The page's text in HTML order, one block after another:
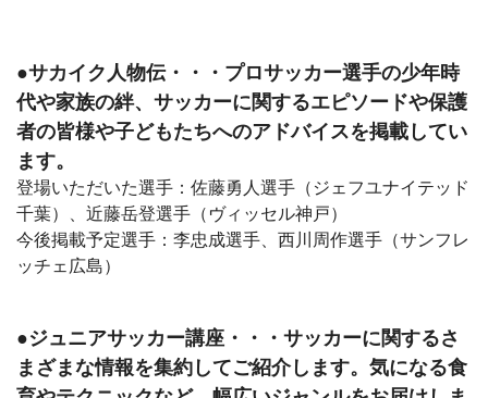
●サカイク人物伝・・・プロサッカー選手の少年時
代や家族の絆、サッカーに関するエピソードや保護
者の皆様や子どもたちへのアドバイスを掲載してい
ます。
登場いただいた選手：佐藤勇人選手（ジェフユナイテッド
千葉）、近藤岳登選手（ヴィッセル神戸）
今後掲載予定選手：李忠成選手、西川周作選手（サンフレ
ッチェ広島）
●ジュニアサッカー講座・・・サッカーに関するさ
まざまな情報を集約してご紹介します。気になる食